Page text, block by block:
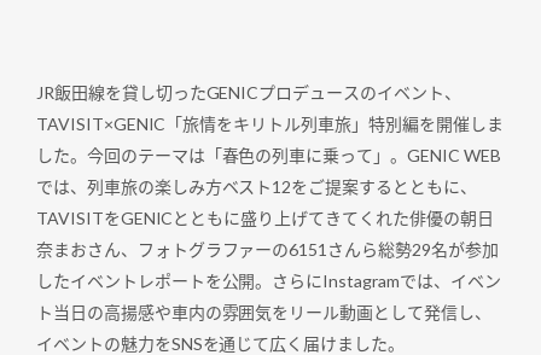
JR飯田線を貸し切ったGENICプロデュースのイベント、
TAVISIT×GENIC「旅情をキリトル列車旅」特別編を開催しま
した。今回のテーマは「春色の列車に乗って」。GENIC WEB
では、列車旅の楽しみ方ベスト12をご提案するとともに、
TAVISITをGENICとともに盛り上げてきてくれた俳優の朝日
奈まおさん、フォトグラファーの6151さんら総勢29名が参加
したイベントレポートを公開。さらにInstagramでは、イベン
ト当日の高揚感や車内の雰囲気をリール動画として発信し、
イベントの魅力をSNSを通じて広く届けました。